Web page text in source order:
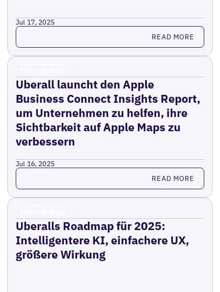
Jul 17, 2025
Read more READ MORE
Uberall launcht den Apple
Business Connect Insights Report,
um Unternehmen zu helfen, ihre
Sichtbarkeit auf Apple Maps zu
verbessern
Jul 16, 2025
Read more READ MORE
Uberalls Roadmap für 2025:
Intelligentere KI, einfachere UX,
größere Wirkung